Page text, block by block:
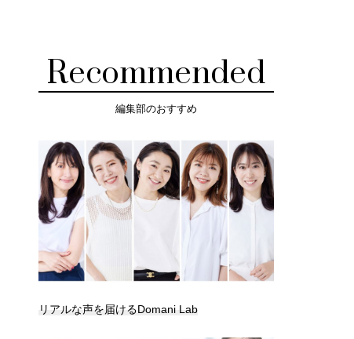
Recommended
編集部のおすすめ
リアルな声を届けるDomani Lab